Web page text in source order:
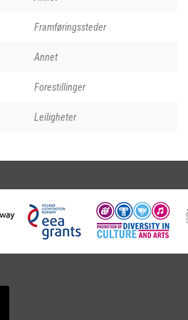
Framføringssteder
Annet
Forestillinger
Leiligheter